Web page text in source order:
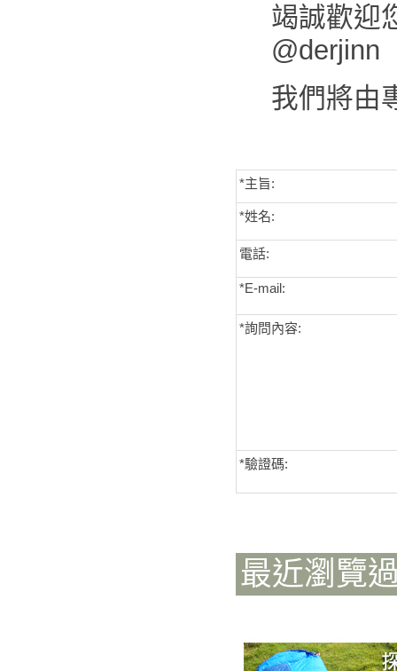
竭誠歡迎
@derjinn
我們將由
*主旨:
*姓名:
電話:
*E-mail:
*詢問內容:
*驗證碼:
最近瀏覽